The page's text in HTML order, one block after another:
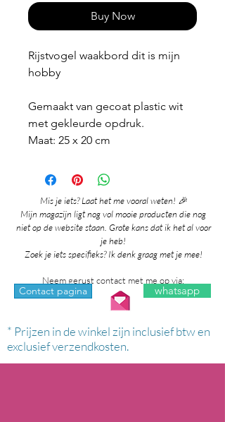
Buy Now
Rijstvogel waakbord dit is mijn
hobby
Gemaakt van gecoat plastic wit
met gekleurde opdruk.
Maat: 25 x 20 cm
Mis je iets? Laat het me vooral weten! 🎉
Mijn magazijn ligt nog vol mooie producten die nog
niet op de website staan. Grote kans dat ik het al voor
je heb!
Zoek je iets specifieks? Ik denk graag met je mee!
Neem gerust contact met me op via:
Contact pagina whatsapp
* Prijzen in de winkel zijn inclusief btw en
exclusief verzendkosten.